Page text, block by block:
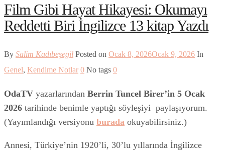
Film Gibi Hayat Hikayesi: Okumayı
Reddetti Biri İngilizce 13 kitap Yazdı
By Salim Kadıbeşegil Posted on Ocak 8, 2026Ocak 9, 2026 In
Genel, Kendime Notlar 0 No tags 0
OdaTV yazarlarından Berrin Tuncel Birer’in 5 Ocak
2026 tarihinde benimle yaptığı söyleşiyi paylaşıyorum.
(Yayımlandığı versiyonu burada okuyabilirsiniz.)
Annesi, Türkiye’nin 1920’li, 30’lu yıllarında İngilizce